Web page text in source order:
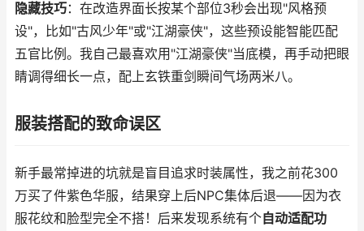
隐藏技巧：在改造界面长按某个部位3秒会出现"风格预
设"，比如"古风少年"或"江湖豪侠"，这些预设能智能匹配
五官比例。我自己最喜欢用"江湖豪侠"当底模，再手动把眼
睛调得细长一点，配上玄铁重剑瞬间气场两米八。
服装搭配的致命误区
新手最常掉进的坑就是盲目追求时装属性，我之前花300
万买了件紫色华服，结果穿上后NPC集体后退——因为衣
服花纹和脸型完全不搭！后来发现系统有个自动适配功